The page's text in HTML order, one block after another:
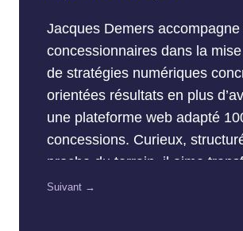
Jacques Demers accompagne
concessionnaires dans la
de stratégies numériques
orientées résultats en plus
une plateforme web adapté
concessions. Curieux,
proche du terrain, il aime
données en actions simples
Suivant →